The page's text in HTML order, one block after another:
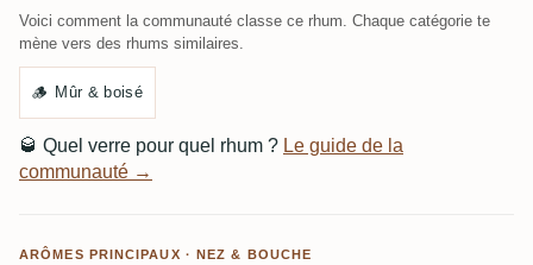
Voici comment la communauté classe ce rhum. Chaque catégorie te
mène vers des rhums similaires.
🪵 Mûr & boisé
🥃 Quel verre pour quel rhum ? Le guide de la
communauté →
ARÔMES PRINCIPAUX · NEZ & BOUCHE